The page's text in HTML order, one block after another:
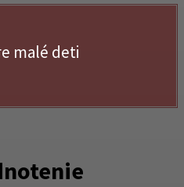
malé deti